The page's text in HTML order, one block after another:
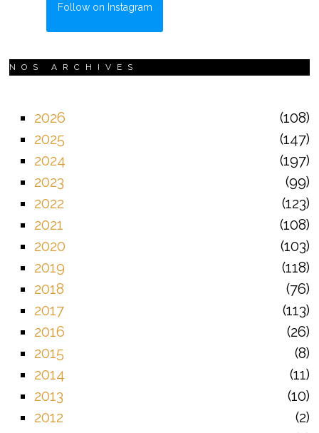
Follow on Instagram
NOS ARCHIVES
2026
108
2025
147
2024
197
2023
99
2022
123
2021
108
2020
103
2019
118
2018
76
2017
113
2016
26
2015
8
2014
11
2013
10
2012
2